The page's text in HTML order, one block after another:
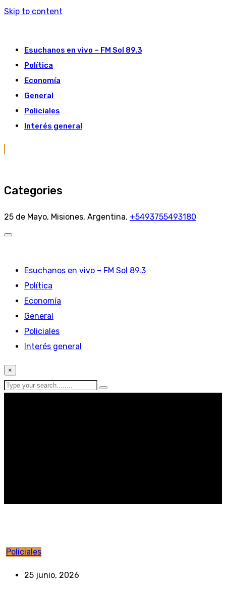
Skip to content
Esuchanos en vivo – FM Sol 89.3
Política
Economía
General
Policiales
Interés general
Categories
25 de Mayo, Misiones, Argentina. +5493755493180
Esuchanos en vivo – FM Sol 89.3
Política
Economía
General
Policiales
Interés general
×
Policiales
25 junio, 2026